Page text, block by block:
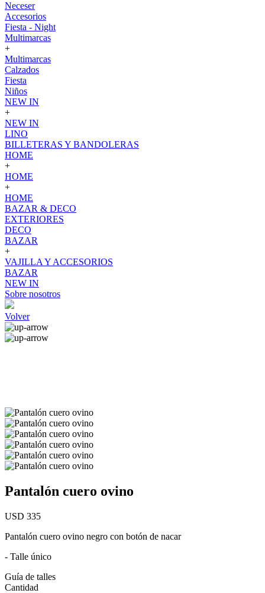
Neceser
Accesorios
Fiesta - Night
Multimarcas
+
Multimarcas
Calzados
Fiesta
Niños
NEW IN
+
NEW IN
LINO
BILLETERAS Y BANDOLERAS
HOME
+
HOME
+
HOME
BAZAR & DECO
EXTERIORES
DECO
BAZAR
+
VAJILLA Y ACCESORIOS
BAZAR
NEW IN
Sobre nosotros
Volver
Pantalón cuero ovino
USD 335
Pantalón cuero ovino negro con botón de nacar
- Talle único
Guía de talles
Cantidad